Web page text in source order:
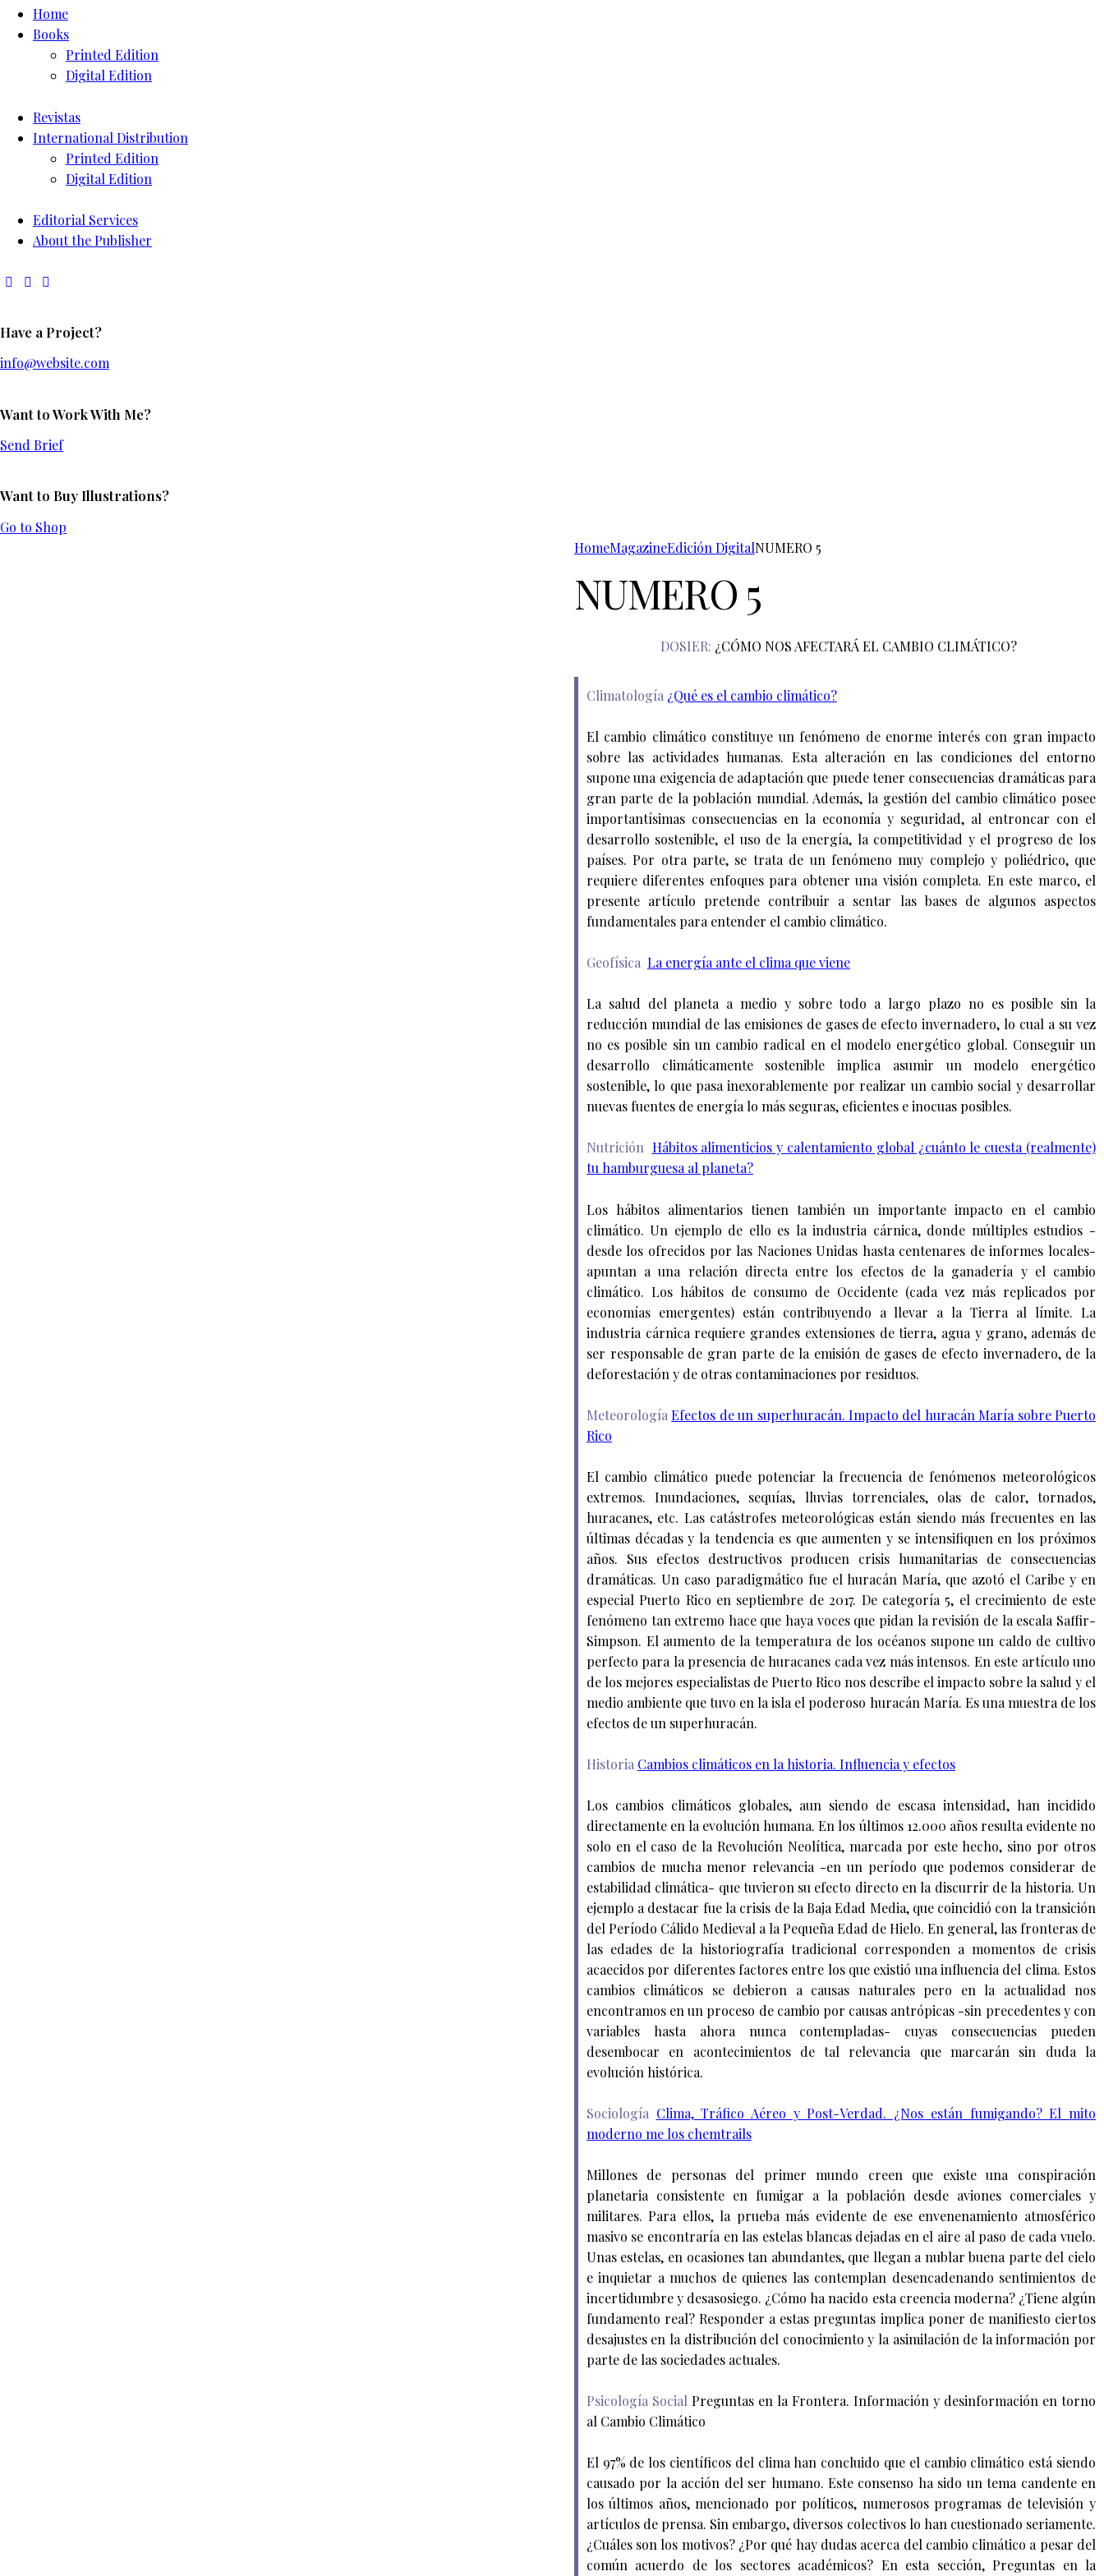
Home
Books
Printed Edition
Digital Edition
Revistas
International Distribution
Printed Edition
Digital Edition
Editorial Services
About the Publisher
Have a Project?
info@website.com
Want to Work With Me?
Send Brief
Want to Buy Illustrations?
Go to Shop
HomeMagazineEdición DigitalNUMERO 5
NUMERO 5
DOSIER: ¿CÓMO NOS AFECTARÁ EL CAMBIO CLIMÁTICO?
Climatología ¿Qué es el cambio climático?
El cambio climático constituye un fenómeno de enorme interés con gran impacto
sobre las actividades humanas. Esta alteración en las condiciones del entorno
supone una exigencia de adaptación que puede tener consecuencias dramáticas para
gran parte de la población mundial. Además, la gestión del cambio climático posee
importantísimas consecuencias en la economía y seguridad, al entroncar con el
desarrollo sostenible, el uso de la energía, la competitividad y el progreso de los
países. Por otra parte, se trata de un fenómeno muy complejo y poliédrico, que
requiere diferentes enfoques para obtener una visión completa. En este marco, el
presente artículo pretende contribuir a sentar las bases de algunos aspectos
fundamentales para entender el cambio climático.
Geofísica La energía ante el clima que viene
La salud del planeta a medio y sobre todo a largo plazo no es posible sin la
reducción mundial de las emisiones de gases de efecto invernadero, lo cual a su vez
no es posible sin un cambio radical en el modelo energético global. Conseguir un
desarrollo climáticamente sostenible implica asumir un modelo energético
sostenible, lo que pasa inexorablemente por realizar un cambio social y desarrollar
nuevas fuentes de energía lo más seguras, eficientes e inocuas posibles.
Nutrición Hábitos alimenticios y calentamiento global ¿cuánto le cuesta (realmente)
tu hamburguesa al planeta?
Los hábitos alimentarios tienen también un importante impacto en el cambio
climático. Un ejemplo de ello es la industria cárnica, donde múltiples estudios -
desde los ofrecidos por las Naciones Unidas hasta centenares de informes locales-
apuntan a una relación directa entre los efectos de la ganadería y el cambio
climático. Los hábitos de consumo de Occidente (cada vez más replicados por
economías emergentes) están contribuyendo a llevar a la Tierra al límite. La
industria cárnica requiere grandes extensiones de tierra, agua y grano, además de
ser responsable de gran parte de la emisión de gases de efecto invernadero, de la
deforestación y de otras contaminaciones por residuos.
Meteorología Efectos de un superhuracán. Impacto del huracán María sobre Puerto
Rico
El cambio climático puede potenciar la frecuencia de fenómenos meteorológicos
extremos. Inundaciones, sequías, lluvias torrenciales, olas de calor, tornados,
huracanes, etc. Las catástrofes meteorológicas están siendo más frecuentes en las
últimas décadas y la tendencia es que aumenten y se intensifiquen en los próximos
años. Sus efectos destructivos producen crisis humanitarias de consecuencias
dramáticas. Un caso paradigmático fue el huracán María, que azotó el Caribe y en
especial Puerto Rico en septiembre de 2017. De categoría 5, el crecimiento de este
fenómeno tan extremo hace que haya voces que pidan la revisión de la escala Saffir-
Simpson. El aumento de la temperatura de los océanos supone un caldo de cultivo
perfecto para la presencia de huracanes cada vez más intensos. En este artículo uno
de los mejores especialistas de Puerto Rico nos describe el impacto sobre la salud y el
medio ambiente que tuvo en la isla el poderoso huracán María. Es una muestra de los
efectos de un superhuracán.
Historia Cambios climáticos en la historia. Influencia y efectos
Los cambios climáticos globales, aun siendo de escasa intensidad, han incidido
directamente en la evolución humana. En los últimos 12.000 años resulta evidente no
solo en el caso de la Revolución Neolítica, marcada por este hecho, sino por otros
cambios de mucha menor relevancia -en un período que podemos considerar de
estabilidad climática- que tuvieron su efecto directo en la discurrir de la historia. Un
ejemplo a destacar fue la crisis de la Baja Edad Media, que coincidió con la transición
del Período Cálido Medieval a la Pequeña Edad de Hielo. En general, las fronteras de
las edades de la historiografía tradicional corresponden a momentos de crisis
acaecidos por diferentes factores entre los que existió una influencia del clima. Estos
cambios climáticos se debieron a causas naturales pero en la actualidad nos
encontramos en un proceso de cambio por causas antrópicas -sin precedentes y con
variables hasta ahora nunca contempladas- cuyas consecuencias pueden
desembocar en acontecimientos de tal relevancia que marcarán sin duda la
evolución histórica.
Sociología Clima, Tráfico Aéreo y Post-Verdad. ¿Nos están fumigando? El mito
moderno me los chemtrails
Millones de personas del primer mundo creen que existe una conspiración
planetaria consistente en fumigar a la población desde aviones comerciales y
militares. Para ellos, la prueba más evidente de ese envenenamiento atmosférico
masivo se encontraría en las estelas blancas dejadas en el aire al paso de cada vuelo.
Unas estelas, en ocasiones tan abundantes, que llegan a nublar buena parte del cielo
e inquietar a muchos de quienes las contemplan desencadenando sentimientos de
incertidumbre y desasosiego. ¿Cómo ha nacido esta creencia moderna? ¿Tiene algún
fundamento real? Responder a estas preguntas implica poner de manifiesto ciertos
desajustes en la distribución del conocimiento y la asimilación de la información por
parte de las sociedades actuales.
Psicología SocialPreguntas en la Frontera. Información y desinformación en torno
al Cambio Climático
El 97% de los científicos del clima han concluido que el cambio climático está siendo
causado por la acción del ser humano. Este consenso ha sido un tema candente en
los últimos años, mencionado por políticos, numerosos programas de televisión y
artículos de prensa. Sin embargo, diversos colectivos lo han cuestionado seriamente.
¿Cuáles son los motivos? ¿Por qué hay dudas acerca del cambio climático a pesar del
común acuerdo de los sectores académicos? En esta sección, Preguntas en la